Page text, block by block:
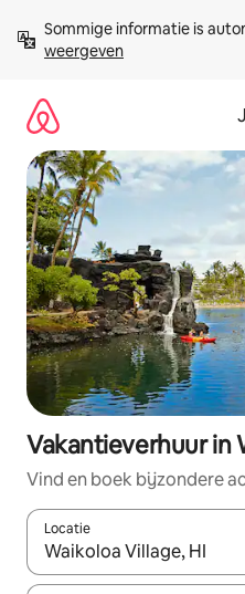
direct
naar
Sommige informatie is
weergeven
Vakantieverhuur in
Vind en boek bijzondere
Locatie
Wanneer er suggesties